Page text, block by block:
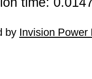
by Invision Power